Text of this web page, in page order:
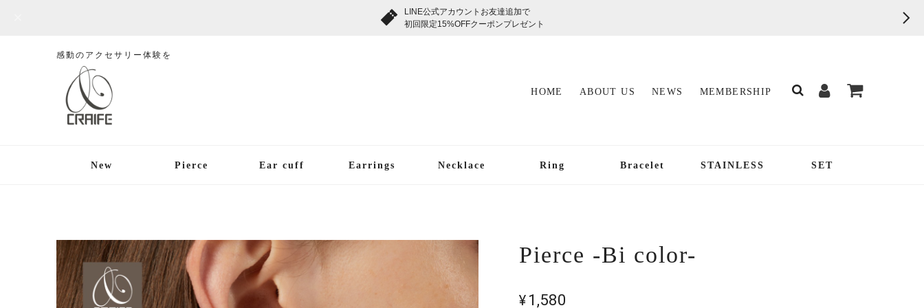
LINE公式アカウントお友達追加で
初回限定15%OFFクーポンプレゼント
感動のアクセサリー体験を
HOME ABOUT US NEWS MEMBERSHIP
New Pierce Ear cuff Earrings Necklace Ring Bracelet STAINLESS SET
Pierce -Bi color-
¥1,580